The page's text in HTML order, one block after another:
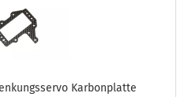
Karbonplatte